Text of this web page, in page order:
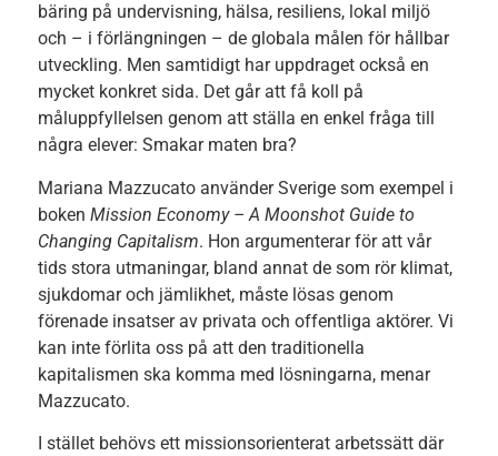
bäring på undervisning, hälsa, resiliens, lokal miljö
och – i förlängningen – de globala målen för hållbar
utveckling. Men samtidigt har uppdraget också en
mycket konkret sida. Det går att få koll på
måluppfyllelsen genom att ställa en enkel fråga till
några elever: Smakar maten bra?
Mariana Mazzucato använder Sverige som exempel i
boken Mission Economy – A Moonshot Guide to
Changing Capitalism. Hon argumenterar för att vår
tids stora utmaningar, bland annat de som rör klimat,
sjukdomar och jämlikhet, måste lösas genom
förenade insatser av privata och offentliga aktörer. Vi
kan inte förlita oss på att den traditionella
kapitalismen ska komma med lösningarna, menar
Mazzucato.
I stället behövs ett missionsorienterat arbetssätt där